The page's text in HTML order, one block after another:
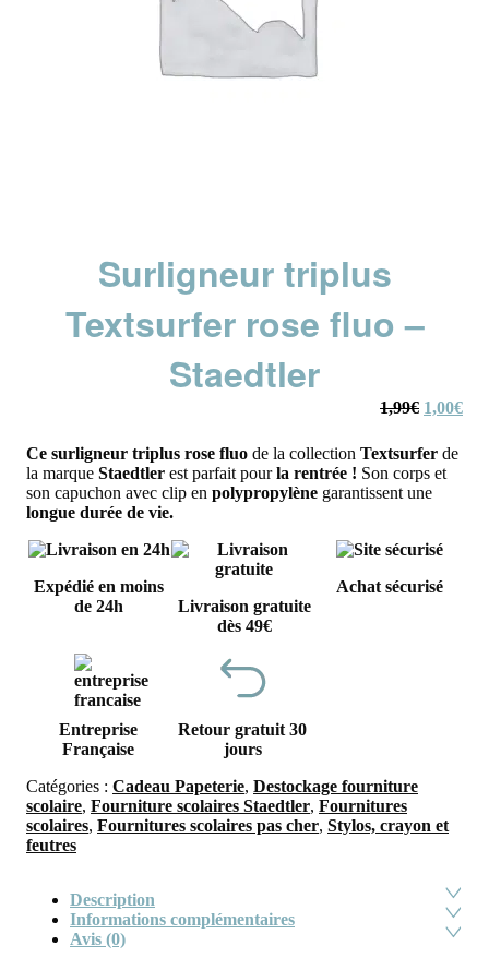
Surligneur triplus
Textsurfer rose fluo –
Staedtler
1,99€ Le
initial
était :
1,99€.
1,00€Le
Ce surligneur triplus rose fluo de la collection Textsurfer de
la marque Staedtler est parfait pourla rentrée ! Son corps et
son capuchon avec clip en polypropylène garantissent une
longue durée de vie.
Expédié en moins
de 24h
Livraison gratuite
dès 49€
Achat sécurisé
Entreprise
Française
Retour gratuit 30
jours
Catégories : Cadeau Papeterie, Destockage fourniture
scolaire, Fourniture scolaires Staedtler, Fournitures
scolaires, Fournitures scolaires pas cher, Stylos, crayon et
feutres
Description
Informations complémentaires
Avis (0)